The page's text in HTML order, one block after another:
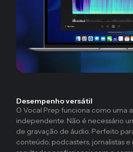
Desempenho versátil
O Vocal Prep funciona como uma
independente. Não é necessário
de gravação de áudio. Perfeito
conteúdo, podcasters, jornalistas